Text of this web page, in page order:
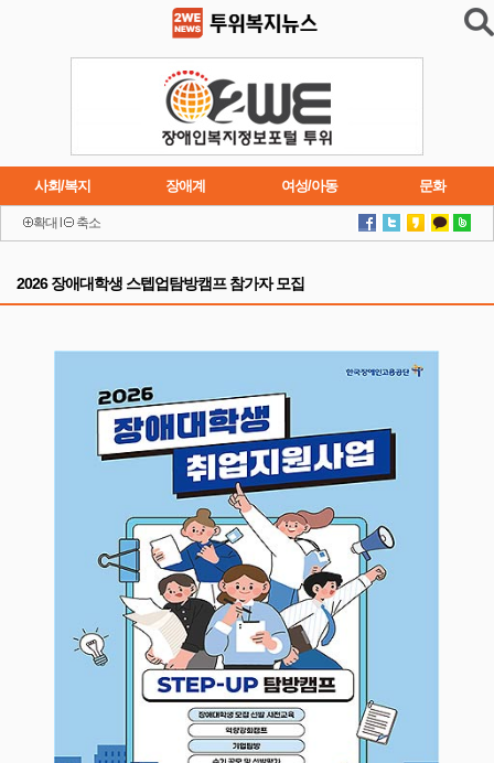
사회/복지 장애계 여성/아동 문화
이슈 연재소설
확대 축소
2026 장애대학생 스텝업탐방캠프 참가자 모집